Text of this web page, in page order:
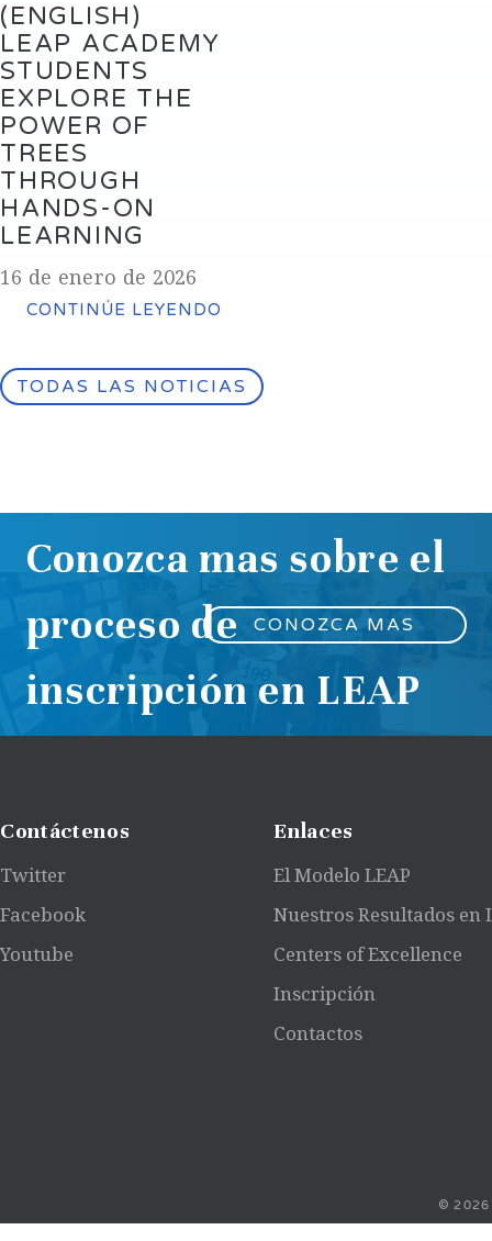
(ENGLISH)
LEAP ACADEMY
STUDENTS
EXPLORE THE
POWER OF
TREES
THROUGH
HANDS-ON
LEARNING
16 de enero de 2026
CONTINÚE LEYENDO
TODAS LAS NOTICIAS
Conozca mas sobre el
proceso de
inscripción en LEAP
CONOZCA MAS
Contáctenos
Twitter
Facebook
Youtube
Enlaces
El Modelo LEAP
Nuestros Resultados en
Centers of Excellence
Inscripción
Contactos
© 2026